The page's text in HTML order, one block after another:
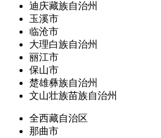
迪庆藏族自治州
玉溪市
临沧市
大理白族自治州
丽江市
保山市
楚雄彝族自治州
文山壮族苗族自治州
全西藏自治区
那曲市